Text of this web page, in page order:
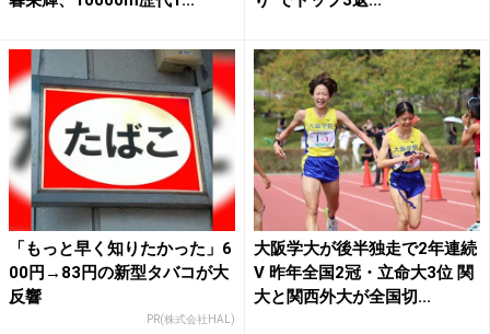
「もっと早く知りたかった」6
00円→83円の新型タバコが大
反響
PR(株式会社HAL)
大阪学大が後半独走で2年連続
V 昨年全国2冠・立命大3位 関
大と関西外大が全国切...